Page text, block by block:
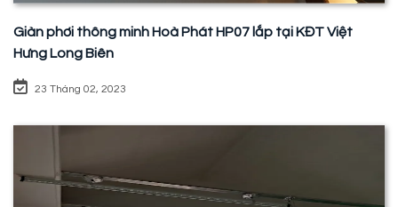
Giàn phơi thông minh Hoà Phát HP07 lắp tại KĐT Việt
Hưng Long Biên
23 Tháng 02, 2023